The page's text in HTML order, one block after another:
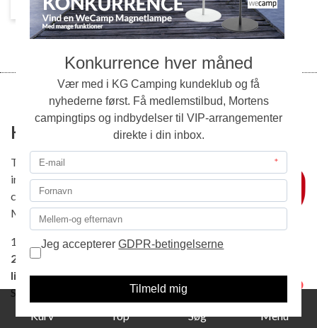
KG Camping Kundeklub
Tilmeld dig vores Kundeklub, og bliv
inviteret til VIP-arrangementer, læs
campingnyheder, modtag specialtilbud,
Mortens Campingtips og meget andet.
1. Udfyld formularen og klik på tilmeld.
2. Tjek din mail og bekræft tilmeldingen ved at klikke på
linket i mailen.
Så er du med i klubben.
Kurv
Top Søg Menu